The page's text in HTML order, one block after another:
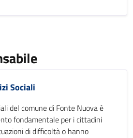
Sociali
del comune di Fonte Nuova è
fondamentale per i cittadini
di difficoltà o hanno